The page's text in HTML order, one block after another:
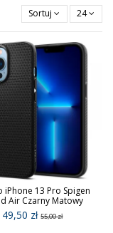
Sortuj 24
iPhone 13 Pro Spigen
Air Czarny Matowy
49,50 zł55,00 zł